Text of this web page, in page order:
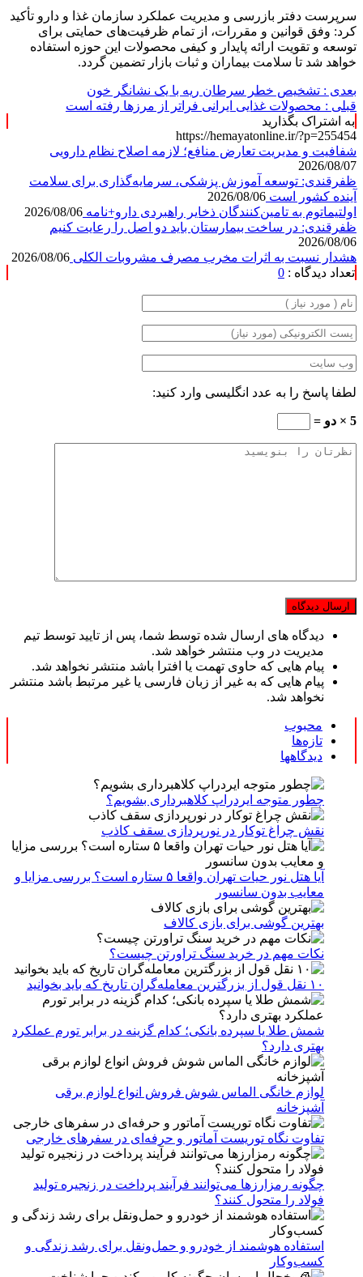
سرپرست دفتر بازرسی و مدیریت عملکرد سازمان غذا و دارو تأکید
کرد: وفق قوانین و مقررات، از تمام ظرفیت‌های حمایتی برای
توسعه و تقویت ارائه پایدار و کیفی محصولات این حوزه استفاده
خواهد شد تا سلامت بیماران و ثبات بازار تضمین گردد.
بعدی : تشخیص خطر سرطان ریه با یک نشانگر خون
قبلی : محصولات غذایی ایرانی فراتر از مرزها رفته است
به اشتراک بگذارید
https://hemayatonline.ir/?p=255454
شفافیت و مدیریت تعارض منافع؛ لازمه اصلاح نظام دارویی
2026/08/07
ظفرقندی: توسعه آموزش پزشکی، سرمایه‌گذاری برای سلامت
آینده کشور است 2026/08/06
اولتیماتوم به تامین‌کنندگان ذخایر راهبردی دارو+نامه 2026/08/06
ظفرقندی: در ساخت بیمارستان باید دو اصل را رعایت کنیم
2026/08/06
هشدار نسبت به اثرات مخرب مصرف مشروبات الکلی 2026/08/06
تعداد دیدگاه : 0
لطفا پاسخ را به عدد انگلیسی وارد کنید:
5 × دو =
دیدگاه های ارسال شده توسط شما، پس از تایید توسط تیم
مدیریت در وب منتشر خواهد شد.
پیام هایی که حاوی تهمت یا افترا باشد منتشر نخواهد شد.
پیام هایی که به غیر از زبان فارسی یا غیر مرتبط باشد منتشر
نخواهد شد.
محبوب
تازه‌ها
دیدگاهها
چطور متوجه ایردراپ کلاهبرداری بشویم؟
نقش چراغ توکار در نورپردازی سقف کاذب
آیا هتل نور حیات تهران واقعا ۵ ستاره است؟ بررسی مزایا و
معایب بدون سانسور
بهترین گوشی برای بازی کالاف
نکات مهم در خرید سنگ تراورتن چیست؟
۱۰ نقل قول از بزرگترین معامله‌گران تاریخ که باید بخوانید
شمش طلا یا سپرده بانکی؛ کدام گزینه در برابر تورم عملکرد
بهتری دارد؟
لوازم خانگی الماس شوش فروش انواع لوازم برقی
آشپزخانه
تفاوت نگاه توریست آماتور و حرفه‌ای در سفرهای خارجی
چگونه رمزارزها می‌توانند فرآیند پرداخت در زنجیره تولید
فولاد را متحول کنند؟
استفاده هوشمند از خودرو و حمل‌ونقل برای رشد زندگی و
کسب‌وکار